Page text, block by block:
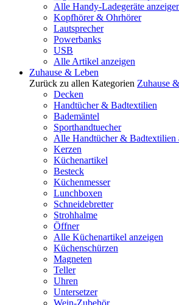
Alle Handy-Ladegeräte
Kopfhörer & Ohrhörer
Lautsprecher
Powerbanks
USB
Alle Artikel anzeigen
Zuhause & Leben
Zurück zu allen Kategorien Zuhause
Decken
Handtücher & Badtextilien
Bademäntel
Sporthandtuecher
Alle Handtücher & Badtextilien
Kerzen
Küchenartikel
Besteck
Küchenmesser
Lunchboxen
Schneidebretter
Strohhalme
Öffner
Alle Küchenartikel anzeigen
Küchenschürzen
Magneten
Teller
Uhren
Untersetzer
Wein-Zubehör